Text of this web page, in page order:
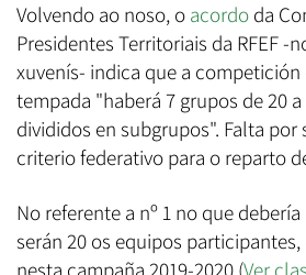
Volvendo ao noso, o acordo da
Presidentes Territoriais da RFEF -
xuvenís- indica que a competición
tempada "haberá 7 grupos de 20
divididos en subgrupos". Falta por
criterio federativo para o reparto
No referente a nº 1 no que
serán 20 os equipos
nesta campaña 2019-2020 (Ver